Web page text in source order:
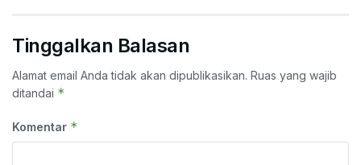
Tinggalkan Balasan
Alamat email Anda tidak akan dipublikasikan. Ruas yang wajib
ditandai *
Komentar *